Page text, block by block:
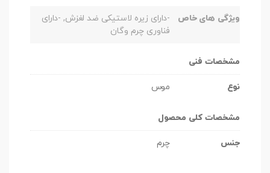
ویژگی های خاص
-دارای زیره لاستیکی ضد لغزش, -دارای
فناوری چرم وگان
مشخصات فنی
نوع موس
مشخصات کلی محصول
جنس چرم